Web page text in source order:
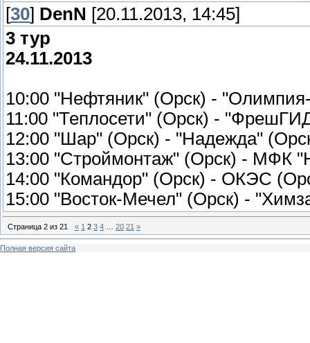
[30] DenN [20.11.2013, 14:45]
3 тур
24.11.2013
10:00 "Нефтяник" (Орск) -
11:00 "Теплосети" (Орск) -
12:00 "Шар" (Орск) - "Надежда"
13:00 "Строймонтаж" (Орск) - МФК
14:00 "Командор" (Орск) - ОКЭС
15:00 "Восток-Мечел" (Орск) -
Страница 2 из 21 « 1 2 3 4 20 21 »
Полная версия сайта